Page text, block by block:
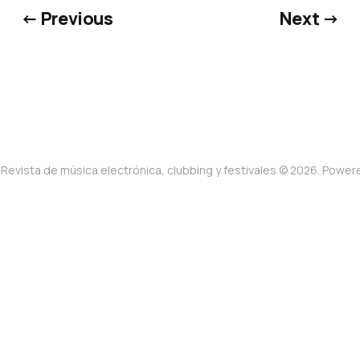
← Previous Next →
de música electrónica, clubbing y festivales © 2026.